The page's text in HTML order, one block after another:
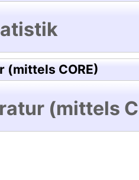
(mittels CORE)
(mittels